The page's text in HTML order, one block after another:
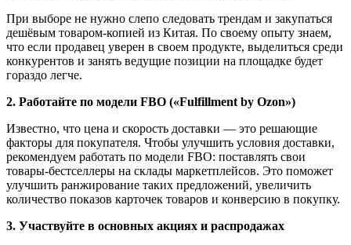
При выборе не нужно слепо следовать трендам и закупаться
дешёвым товаром-копией из Китая. По своему опыту знаем,
что если продавец уверен в своем продукте, выделиться среди
конкурентов и занять ведущие позиции на площадке будет
гораздо легче.
2. Работайте по модели FBO («Fulfillment by Ozon»)
Известно, что цена и скорость доставки — это решающие
факторы для покупателя. Чтобы улучшить условия доставки,
рекомендуем работать по модели FBO: поставлять свои
товары-бестселлеры на склады маркетплейсов. Это поможет
улучшить ранжирование таких предложений, увеличить
количество показов карточек товаров и конверсию в покупку.
3. Участвуйте в основных акциях и распродажах